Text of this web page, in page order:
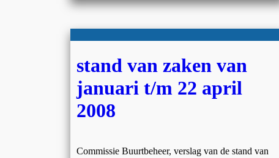
stand van zaken van
januari t/m 22 april
2008
Commissie Buurtbeheer, verslag van de stand van